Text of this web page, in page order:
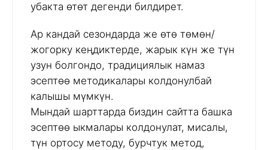
убакта өтөт дегенди билдирет.
Ар кандай сезондарда же өтө төмөн/
жогорку кеңдиктерде, жарык күн же түн
узун болгондо, традициялык намаз
эсептөө методикалары колдонулбай
калышы мүмкүн.
Мындай шарттарда биздин сайтта башка
эсептөө ыкмалары колдонулат, мисалы,
түн ортосу методу, бурчтук метод,